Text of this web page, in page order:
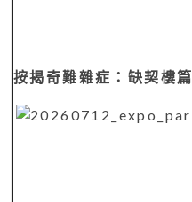
按揭奇難雜症：缺契樓篇